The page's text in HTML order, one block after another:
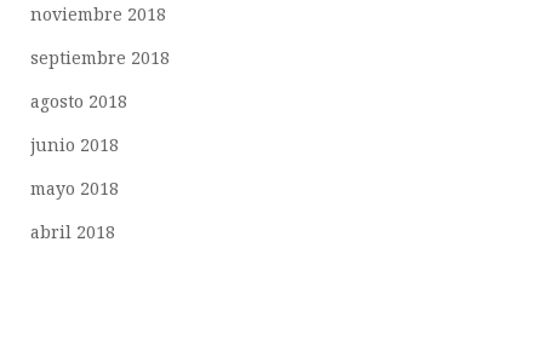
noviembre 2018
septiembre 2018
agosto 2018
junio 2018
mayo 2018
abril 2018